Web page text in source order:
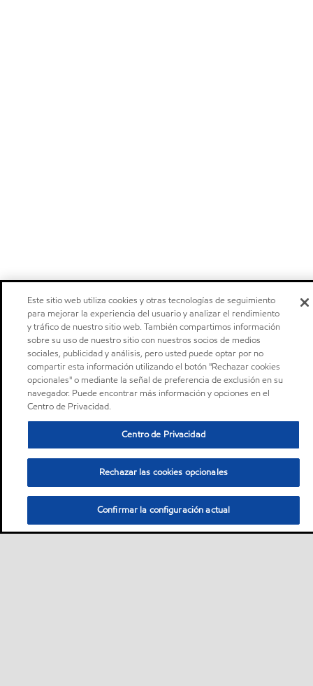
Este sitio web utiliza cookies y otras tecnologías de seguimiento
para mejorar la experiencia del usuario y analizar el rendimiento
y tráfico de nuestro sitio web. También compartimos información
sobre su uso de nuestro sitio con nuestros socios de medios
sociales, publicidad y análisis, pero usted puede optar por no
compartir esta información utilizando el botón "Rechazar cookies
opcionales" o mediante la señal de preferencia de exclusión en su
navegador. Puede encontrar más información y opciones en el
Centro de Privacidad.
Centro de Privacidad
Rechazar las cookies opcionales
Confirmar la configuración actual